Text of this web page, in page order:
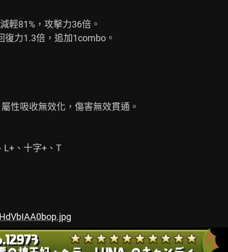
輕81%，攻擊力36倍。
力1.3倍，追加1combo。
性吸收無效化，傷害無效貫通。
L+、十字+、T